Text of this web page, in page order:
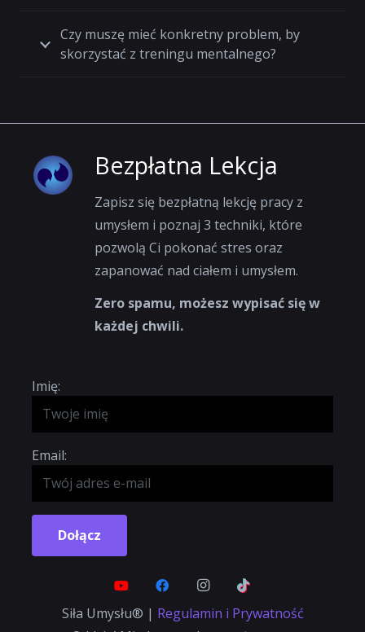
Czy muszę mieć konkretny problem, by
skorzystać z treningu mentalnego?
Bezpłatna Lekcja
Zapisz się bezpłatną lekcję pracy z
umysłem i poznaj 3 techniki, które
pozwolą Ci pokonać stres oraz
zapanować nad ciałem i umysłem.
Zero spamu, możesz wypisać się w
każdej chwili.
Imię:
Email:
Dołącz
Siła Umysłu® | Regulamin i Prywatność